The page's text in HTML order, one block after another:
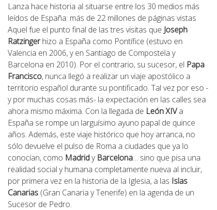
Lanza hace historia al situarse entre los 30 medios más
leídos de España: más de 22 millones de páginas vistas
Aquel fue el punto final de las tres visitas que Joseph
Ratzingerhizo a España como Pontífice (estuvo en
Valencia en 2006, y en Santiago de Compostela y
Barcelona en 2010). Por el contrario, su sucesor, el Papa
Francisco, nunca llegó a realizar un viaje apostólico a
territorio español durante su pontificado. Tal vez por eso -
y por muchas cosas más- la expectación en las calles sea
ahora mismo máxima. Con la llegada de León XIVa
España se rompe un larguísimo ayuno papal de quince
años. Además, este viaje histórico que hoy arranca, no
sólo devuelve el pulso de Roma a ciudades que ya lo
conocían, como Madridy Barcelona… sino que pisa una
realidad social y humana completamente nueva al incluir,
por primera vez en la historia de la Iglesia, a las Islas
Canarias (Gran Canaria y Tenerife) en la agenda de un
Sucesor de Pedro.